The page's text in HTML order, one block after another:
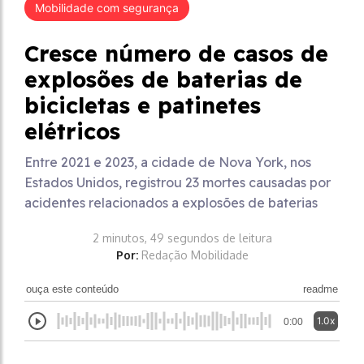
Mobilidade com segurança
Cresce número de casos de
explosões de baterias de
bicicletas e patinetes
elétricos
Entre 2021 e 2023, a cidade de Nova York, nos
Estados Unidos, registrou 23 mortes causadas por
acidentes relacionados a explosões de baterias
2 minutos, 49 segundos de leitura
Por: Redação Mobilidade
ouça este conteúdo readme
0:00 1.0x